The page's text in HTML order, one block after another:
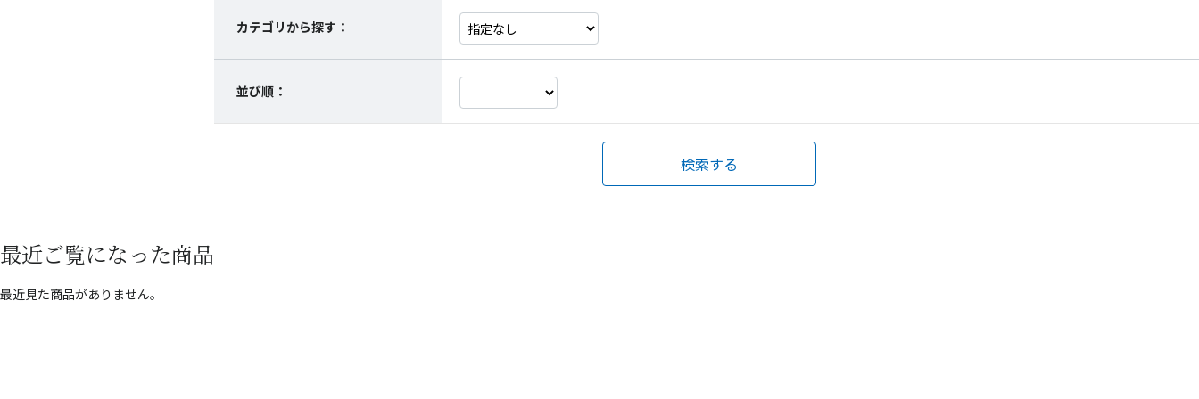
カテゴリから探す：
並び順：
最近ご覧になった商品
最近見た商品がありません。